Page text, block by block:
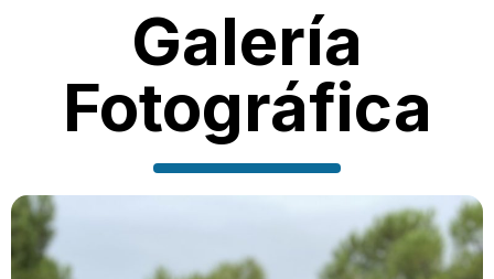
Galería
Fotográfica